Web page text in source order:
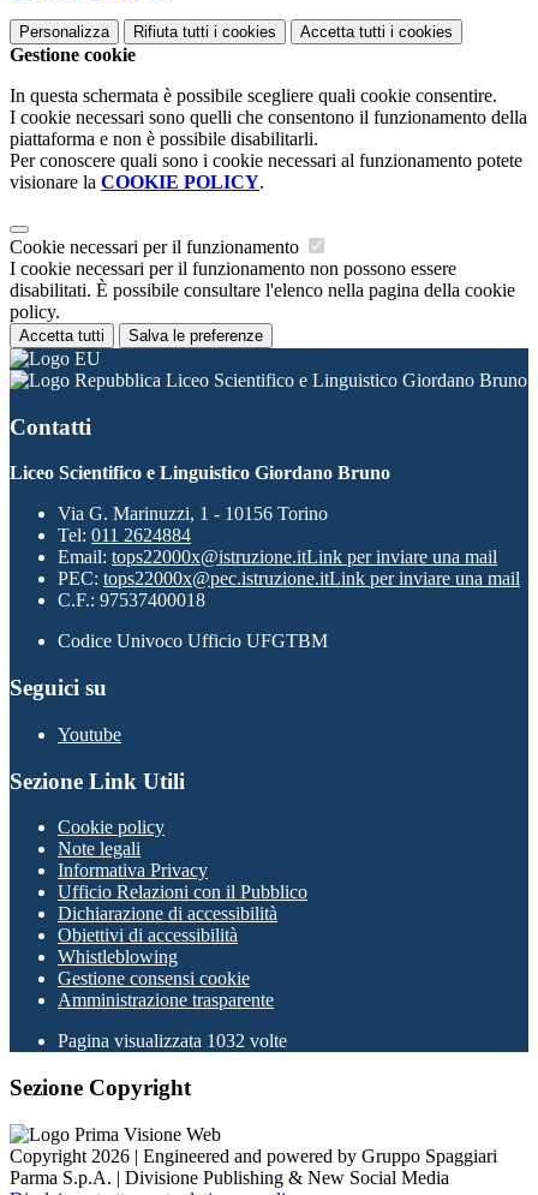
Personalizza Rifiuta tutti i cookies Accetta tutti i cookies
Gestione cookie
In questa schermata è possibile scegliere quali cookie consentire.
I cookie necessari sono quelli che consentono il funzionamento della
piattaforma e non è possibile disabilitarli.
Per conoscere quali sono i cookie necessari al funzionamento potete
visionare la COOKIE POLICY.
Cookie necessari per il funzionamento
I cookie necessari per il funzionamento non possono essere
disabilitati. È possibile consultare l'elenco nella pagina della cookie
policy.
Accetta tutti Salva le preferenze
Liceo Scientifico e Linguistico Giordano Bruno
Contatti
Liceo Scientifico e Linguistico Giordano Bruno
Via G. Marinuzzi, 1 - 10156 Torino
Tel: 011 2624884
Email: tops22000x@istruzione.itLink per inviare una mail
PEC: tops22000x@pec.istruzione.itLink per inviare una mail
C.F.: 97537400018
Codice Univoco Ufficio UFGTBM
Seguici su
Youtube
Sezione Link Utili
Cookie policy
Note legali
Informativa Privacy
Ufficio Relazioni con il Pubblico
Dichiarazione di accessibilità
Obiettivi di accessibilità
Whistleblowing
Gestione consensi cookie
Amministrazione trasparente
Pagina visualizzata 1032 volte
Sezione Copyright
Copyright 2026 | Engineered and powered by Gruppo Spaggiari
Parma S.p.A. | Divisione Publishing & New Social Media